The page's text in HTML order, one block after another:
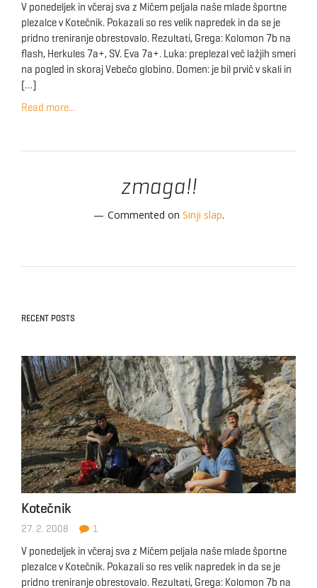
n
V ponedeljek in včeraj sva z Mičem peljala naše mlade športne
plezalce v Kotečnik. Pokazali so res velik napredek in da se je
pridno treniranje obrestovalo. Rezultati, Grega: Kolomon 7b na
flash, Herkules 7a+, SV. Eva 7a+. Luka: preplezal več lažjih smeri
na pogled in skoraj Vebečo globino. Domen: je bil prvič v skali in
[…]
Read more...
zmaga!!
Commented on Sinji slap.
RECENT POSTS
Kotečnik
27. 2. 2008 1
V ponedeljek in včeraj sva z Mičem peljala naše mlade športne
plezalce v Kotečnik. Pokazali so res velik napredek in da se je
pridno treniranje obrestovalo. Rezultati, Grega: Kolomon 7b na